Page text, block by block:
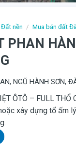
Đất nền / Mua bán đất
PHAN
NGŨ HÀNH SƠN,
ÔTÔ – FULL
xây dựng tổ ấm